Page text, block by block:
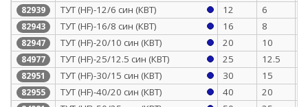
82939 ТУТ (HF)-12/6 син (КВТ) 12 6
82943 ТУТ (HF)-16/8 син (КВТ) 16 8
82947 ТУТ (HF)-20/10 син (КВТ) 20 10
84977 ТУТ (HF)-25/12.5 син (КВТ) 25 12.5
82951 ТУТ (HF)-30/15 син (КВТ) 30 15
82955 ТУТ (HF)-40/20 син (КВТ) 40 20